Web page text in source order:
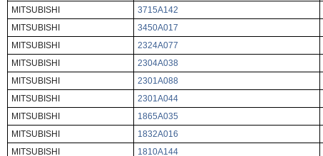
MITSUBISHI
3715A142
MITSUBISHI
3450A017
MITSUBISHI
2324A077
MITSUBISHI
2304A038
MITSUBISHI
2301A088
MITSUBISHI
2301A044
MITSUBISHI
1865A035
MITSUBISHI
1832A016
MITSUBISHI
1810A144